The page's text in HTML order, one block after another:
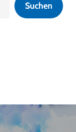
Suchen